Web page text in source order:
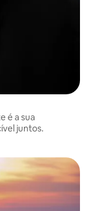
é a sua
juntos.